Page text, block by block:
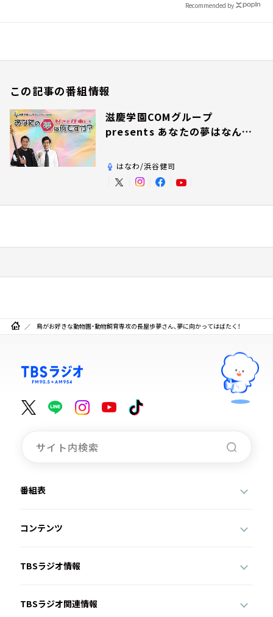
Recommended by
この記事の番組情報
滋慶学園COMグループ
presents あなたの夢はなんで
はなわ/浜谷健司
鳥がお好きな動物園・動物飼育専攻の長屋歩夢さん、夢に向かってはばたく！
番組表
コンテンツ
TBSラジオ情報
TBSラジオ関連情報